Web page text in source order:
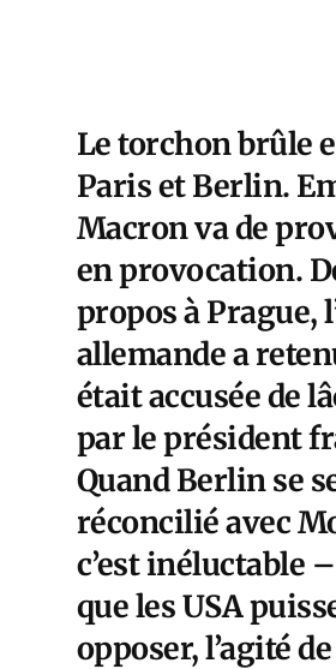
Le torchon brûle
Paris et Berlin.
Macron va de
en provocation.
propos à Prague,
allemande a
était accusée de
par le président
Quand Berlin se
réconcilié avec
c’est inéluctable
que les USA
opposer, l’agité de